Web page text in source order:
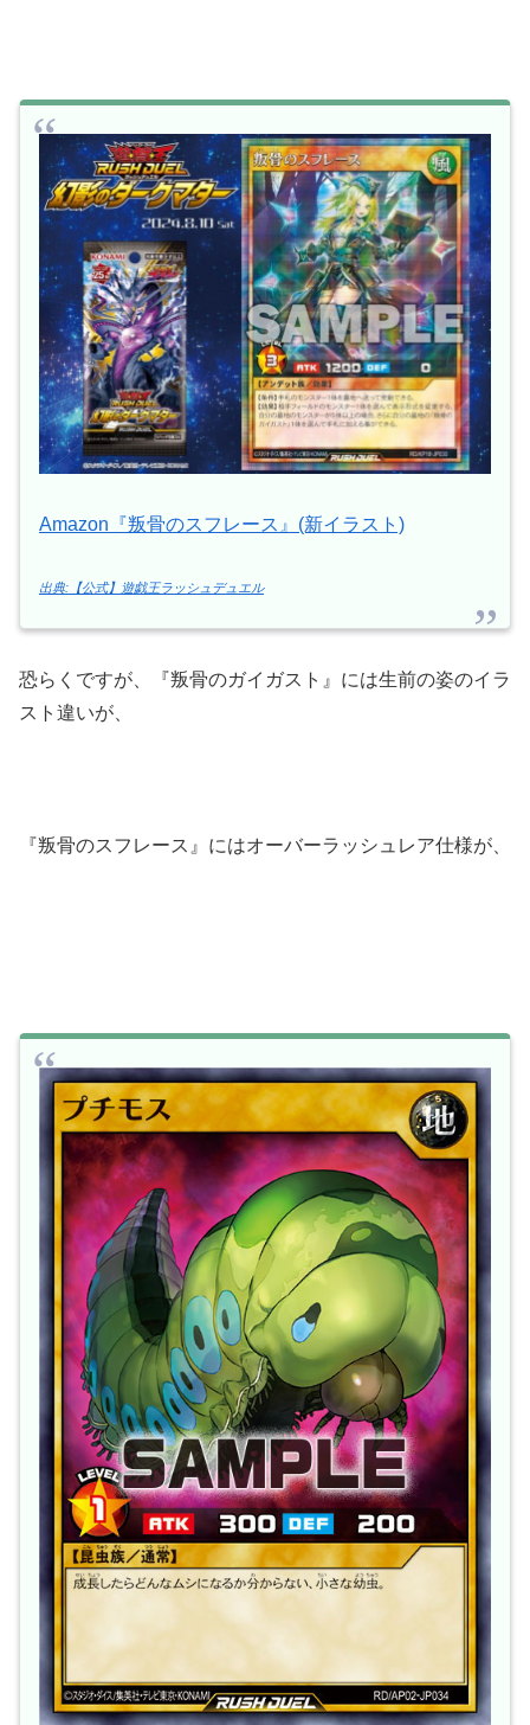
Amazon『叛骨のスフレース』(新イラスト)
出典:【公式】遊戯王ラッシュデュエル
恐らくですが、『叛骨のガイガスト』には生前の姿のイラ
スト違いが、
『叛骨のスフレース』にはオーバーラッシュレア仕様が、